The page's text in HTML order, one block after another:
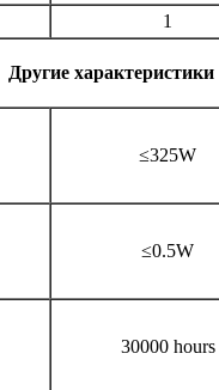
1
Другие характеристики
≤325W
≤0.5W
30000 hours